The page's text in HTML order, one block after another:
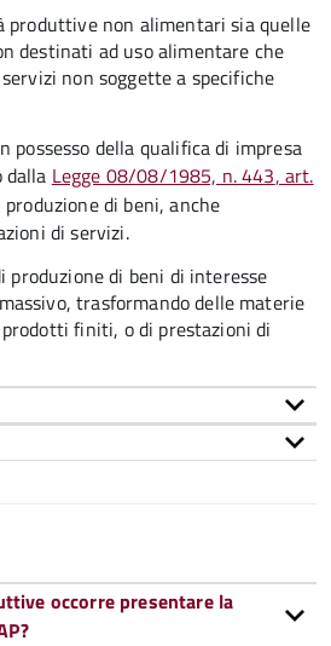
non alimentari sia quelle
destinati ad uso alimentare che
non soggette a specifiche
possesso della qualifica di impresa
dalla Legge 08/08/1985, n. 443, art.
di beni, anche
di servizi.
di beni di interesse
trasformando delle materie
finiti, o di prestazioni di
occorre presentare la